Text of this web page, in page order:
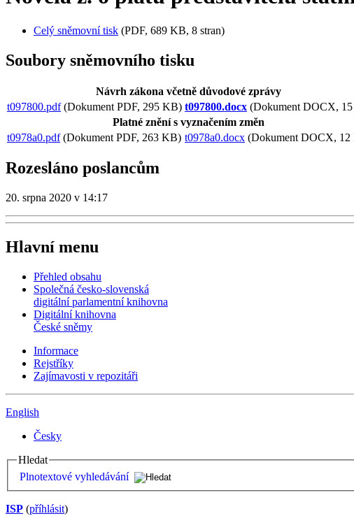
Celý sněmovní tisk (PDF, 689 KB, 8 stran)
Soubory sněmovního tisku
Návrh zákona včetně důvodové zprávy
t097800.pdf(Dokument PDF, 295 KB) t097800.docx (Dokument DOCX,
Platné znění s vyznačením změn
t0978a0.pdf(Dokument PDF, 263 KB) t0978a0.docx (Dokument DOCX,
Rozesláno poslancům
20. srpna 2020 v 14:17
Hlavní menu
Přehled obsahu
Společná česko-slovenská
digitální parlamentní knihovna
Digitální knihovna
České sněmy
Informace
Rejstříky
Zajímavosti v repozitáři
English
Česky
Hledat
Plnotextové vyhledávání
ISP (příhlásit)